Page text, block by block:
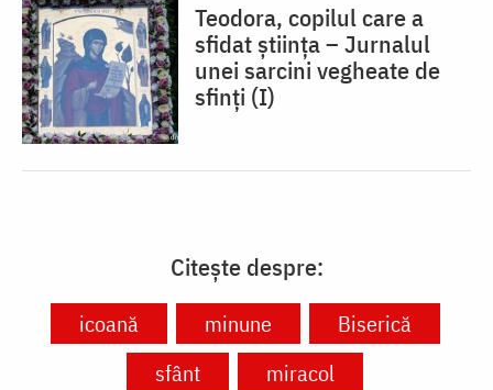
Teodora, copilul care a
sfidat știința – Jurnalul
unei sarcini vegheate de
sfinți (I)
Citește despre:
icoană minune
Biserică
sfânt
miracol